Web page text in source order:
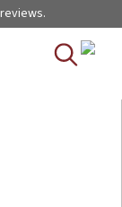
reviews.